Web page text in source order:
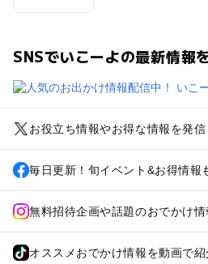
SNSでいこーよの最新情報
お役立ち情報やお得な情報を発信
毎日更新！旬イベント&お得情報
無料招待企画や話題のおでかけ情
オススメおでかけ情報を動画で紹